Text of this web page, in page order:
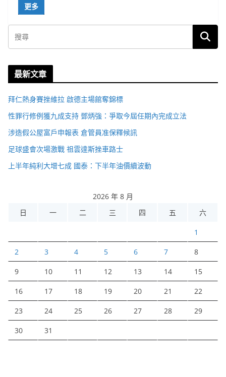
更多
最新文章
拜仁熱身賽挫維拉 啟德主場館奪錦標
性罪行修例獲九成支持 鄧炳強：爭取今屆任期內完成立法
涉造假公屋富戶申報表 倉管員准保釋候訊
足球盛會次場激戰 祖雲達斯挫車路士
上半年純利大增七成 國泰：下半年油價續波動
2026 年 8 月
日
一 二 三 四 五 六
1
2 3 4 5 6 7 8
9 10 11 12 13 14 15
16 17 18 19 20 21 22
23 24 25 26 27 28 29
30 31